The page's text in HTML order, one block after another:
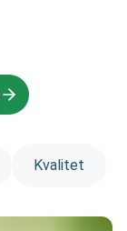
Kvalitet